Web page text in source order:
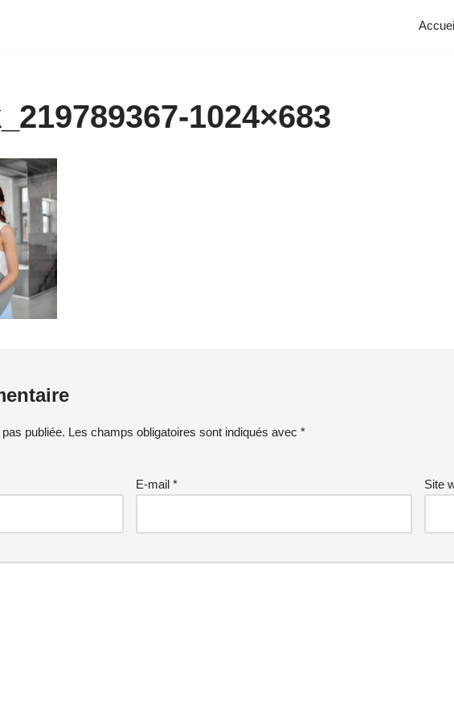
1024×683
publiée. Les champs obligatoires sont indiqués avec *
E-mail* Site